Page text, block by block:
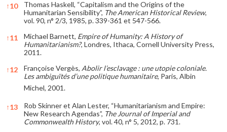
↑10
Thomas Haskell, “Capitalism and the Origins of the
Humanitarian Sensibility”, The American Historical Review,
vol. 90, n° 2/3, 1985, p. 339-361 et 547-566.
↑11 Michael Barnett, Empire of Humanity: A History of
Humanitarianism?, Londres, Ithaca, Cornell University Press,
2011.
↑12 Françoise Vergès, Abolir l’esclavage : une utopie coloniale.
Les ambiguïtés d’une politique humanitaire, Paris, Albin
Michel, 2001.
↑13
Rob Skinner et Alan Lester, “Humanitarianism and Empire:
New Research Agendas”, The Journal of Imperial and
Commonwealth History, vol. 40, n° 5, 2012, p. 731.